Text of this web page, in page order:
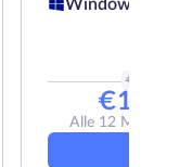
Windows
€
€
Alle 12 Monate